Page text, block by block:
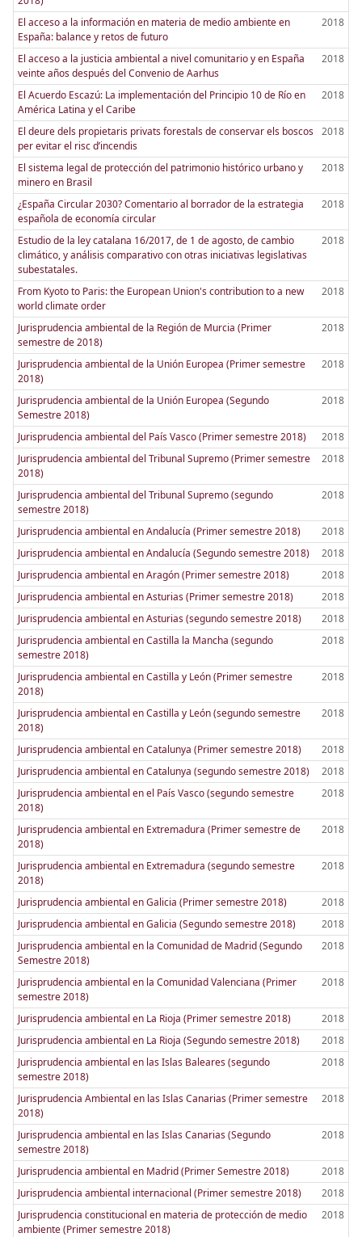
El acceso a la información en materia de medio ambiente en
España: balance y retos de futuro
2018
El acceso a la justicia ambiental a nivel comunitario y en España
veinte años después del Convenio de Aarhus
2018
El Acuerdo Escazú: La implementación del Principio 10 de Río en
América Latina y el Caribe
2018
El deure dels propietaris privats forestals de conservar els boscos
per evitar el risc d’incendis
2018
El sistema legal de protección del patrimonio histórico urbano y
minero en Brasil
2018
¿España Circular 2030? Comentario al borrador de la estrategia
española de economía circular
2018
Estudio de la ley catalana 16/2017, de 1 de agosto, de cambio
climático, y análisis comparativo con otras iniciativas legislativas
subestatales.
2018
From Kyoto to Paris: the European Union's contribution to a new
world climate order
2018
Jurisprudencia ambiental de la Región de Murcia (Primer
semestre de 2018)
2018
Jurisprudencia ambiental de la Unión Europea (Primer semestre
2018)
2018
Jurisprudencia ambiental de la Unión Europea (Segundo
Semestre 2018)
2018
Jurisprudencia ambiental del País Vasco (Primer semestre 2018)
2018
Jurisprudencia ambiental del Tribunal Supremo (Primer semestre
2018)
2018
Jurisprudencia ambiental del Tribunal Supremo (segundo
semestre 2018)
2018
Jurisprudencia ambiental en Andalucía (Primer semestre 2018)
2018
Jurisprudencia ambiental en Andalucía (Segundo semestre 2018)
2018
Jurisprudencia ambiental en Aragón (Primer semestre 2018)
2018
Jurisprudencia ambiental en Asturias (Primer semestre 2018)
2018
Jurisprudencia ambiental en Asturias (segundo semestre 2018)
2018
Jurisprudencia ambiental en Castilla la Mancha (segundo
semestre 2018)
2018
Jurisprudencia ambiental en Castilla y León (Primer semestre
2018)
2018
Jurisprudencia ambiental en Castilla y León (segundo semestre
2018)
2018
Jurisprudencia ambiental en Catalunya (Primer semestre 2018)
2018
Jurisprudencia ambiental en Catalunya (segundo semestre 2018)
2018
Jurisprudencia ambiental en el País Vasco (segundo semestre
2018)
2018
Jurisprudencia ambiental en Extremadura (Primer semestre de
2018)
2018
Jurisprudencia ambiental en Extremadura (segundo semestre
2018)
2018
Jurisprudencia ambiental en Galicia (Primer semestre 2018)
2018
Jurisprudencia ambiental en Galicia (Segundo semestre 2018)
2018
Jurisprudencia ambiental en la Comunidad de Madrid (Segundo
Semestre 2018)
2018
Jurisprudencia ambiental en la Comunidad Valenciana (Primer
semestre 2018)
2018
Jurisprudencia ambiental en La Rioja (Primer semestre 2018)
2018
Jurisprudencia ambiental en La Rioja (Segundo semestre 2018)
2018
Jurisprudencia ambiental en las Islas Baleares (segundo
semestre 2018)
2018
Jurisprudencia Ambiental en las Islas Canarias (Primer semestre
2018)
2018
Jurisprudencia ambiental en las Islas Canarias (Segundo
semestre 2018)
2018
Jurisprudencia ambiental en Madrid (Primer Semestre 2018)
2018
Jurisprudencia ambiental internacional (Primer semestre 2018)
2018
Jurisprudencia constitucional en materia de protección de medio
ambiente (Primer semestre 2018)
2018